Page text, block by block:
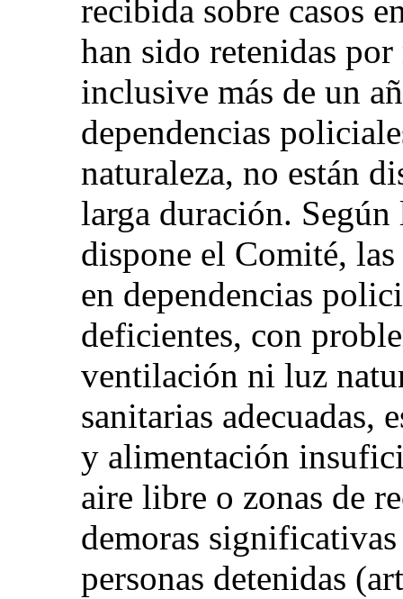
recibida sobre casos
han sido retenidas por
inclusive más de un
dependencias
naturaleza, no están
larga duración.
dispone el Comité,
en dependencias
deficientes, con
ventilación ni luz
sanitarias adecuadas,
y alimentación
aire libre o zonas de
demoras
personas detenidas